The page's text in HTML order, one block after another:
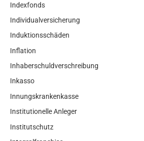
Indexfonds
Individualversicherung
Induktionsschäden
Inflation
Inhaberschuldverschreibung
Inkasso
Innungskrankenkasse
Institutionelle Anleger
Institutschutz